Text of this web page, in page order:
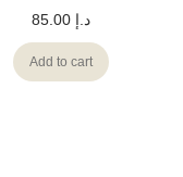
د.إ 85.00
Add to cart